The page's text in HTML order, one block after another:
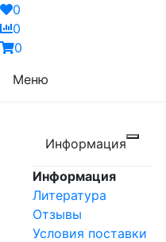
0
0
0
Меню
Информация
Информация
Литература
Отзывы
Условия поставки